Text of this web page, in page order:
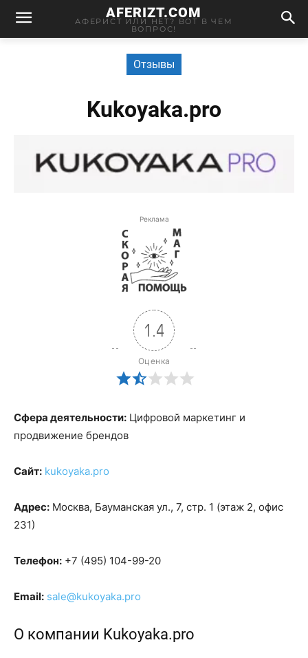
AFERIZT.COM
АФЕРИСТ ИЛИ НЕТ? ВОТ В ЧЕМ
ВОПРОС!
Отзывы
Kukoyaka.pro
Реклама
1.4
Оценка
Сфера деятельности: Цифровой маркетинг и
продвижение брендов
Сайт: kukoyaka.pro
Адрес: Москва, Бауманская ул., 7, стр. 1 (этаж 2, офис
231)
Телефон: +7 (495) 104-99-20
Email: sale@kukoyaka.pro
О компании Kukoyaka.pro